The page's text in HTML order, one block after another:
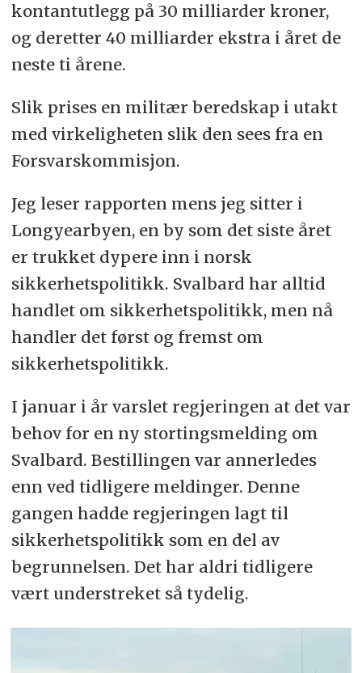
kontantutlegg på 30 milliarder kroner,
og deretter 40 milliarder ekstra i året de
neste ti årene.
Slik prises en militær beredskap i utakt
med virkeligheten slik den sees fra en
Forsvarskommisjon.
Jeg leser rapporten mens jeg sitter i
Longyearbyen, en by som det siste året
er trukket dypere inn i norsk
sikkerhetspolitikk. Svalbard har alltid
handlet om sikkerhetspolitikk, men nå
handler det først og fremst om
sikkerhetspolitikk.
I januar i år varslet regjeringen at det var
behov for en ny stortingsmelding om
Svalbard. Bestillingen var annerledes
enn ved tidligere meldinger. Denne
gangen hadde regjeringen lagt til
sikkerhetspolitikk som en del av
begrunnelsen. Det har aldri tidligere
vært understreket så tydelig.